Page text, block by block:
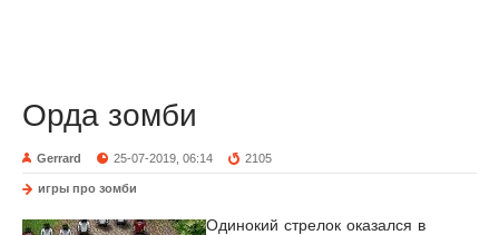
Орда зомби
Gerrard 25-07-2019, 06:14 2105
игры про зомби
Одинокий стрелок оказался в